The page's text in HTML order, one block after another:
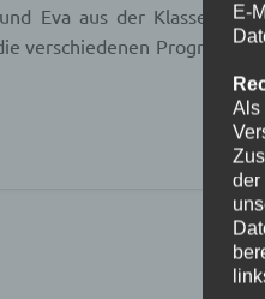
Eva aus der Klasse 9c,
verschiedenen
E-
Als
der